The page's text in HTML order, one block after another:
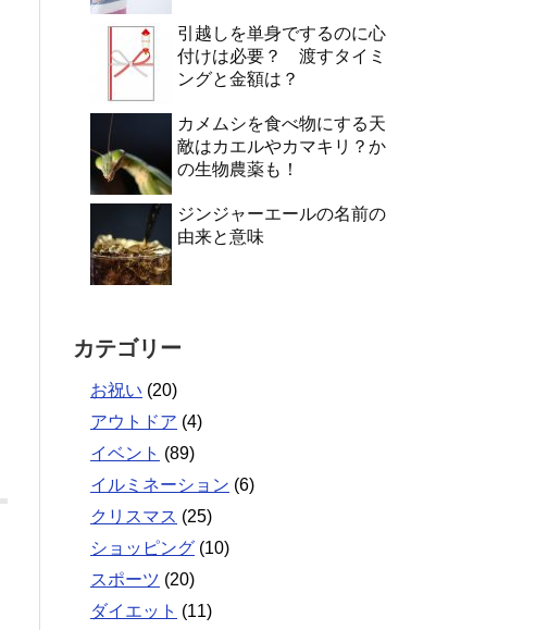
引越しを単身でするのに心
付けは必要？ 渡すタイミ
ングと金額は？
カメムシを食べ物にする天
敵はカエルやカマキリ？か
の生物農薬も！
ジンジャーエールの名前の
由来と意味
カテゴリー
お祝い (20)
アウトドア (4)
イベント (89)
イルミネーション (6)
クリスマス (25)
ショッピング (10)
スポーツ (20)
ダイエット (11)